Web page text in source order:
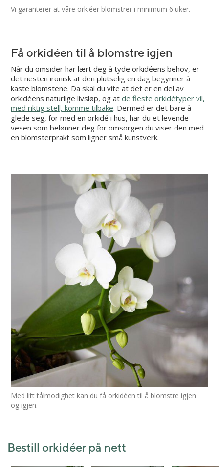
Vi garanterer at våre orkiéer blomstrer i minimum 6 uker.
Få orkidéen til å blomstre igjen
Når du omsider har lært deg å tyde orkidéens behov, er
det nesten ironisk at den plutselig en dag begynner å
kaste blomstene. Da skal du vite at det er en del av
orkidéens naturlige livsløp, og at de fleste orkidétyper vil,
med riktig stell, komme tilbake. Dermed er det bare å
glede seg, for med en orkidé i hus, har du et levende
vesen som belønner deg for omsorgen du viser den med
en blomsterprakt som ligner små kunstverk.
Med litt tålmodighet kan du få orkidéen til å blomstre igjen
og igjen.
Bestill orkidéer på nett